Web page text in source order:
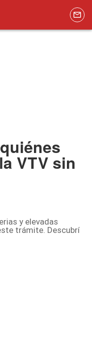
VTV sin
y elevadas
trámite. Descubrí